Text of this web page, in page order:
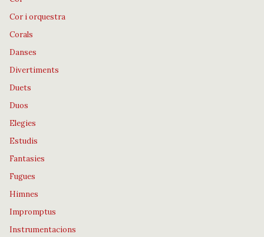
Cor i orquestra
Corals
Danses
Divertiments
Duets
Duos
Elegies
Estudis
Fantasies
Fugues
Himnes
Impromptus
Instrumentacions